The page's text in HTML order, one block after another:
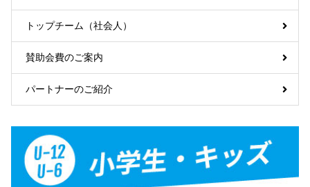
トップチーム（社会人）
賛助会費のご案内
パートナーのご紹介